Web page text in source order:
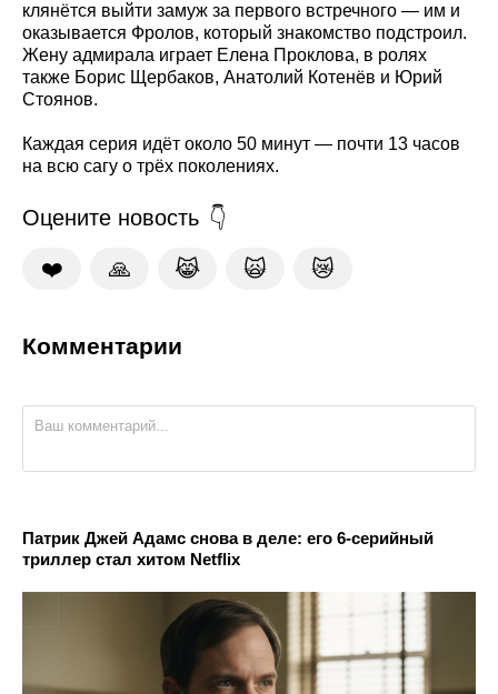
клянётся выйти замуж за первого встречного — им и
оказывается Фролов, который знакомство подстроил.
Жену адмирала играет Елена Проклова, в ролях
также Борис Щербаков, Анатолий Котенёв и Юрий
Стоянов.
Каждая серия идёт около 50 минут — почти 13 часов
на всю сагу о трёх поколениях.
Оцените новость
❤️ 🙏 😹 🙀 😿
Комментарии
Патрик Джей Адамс снова в деле: его 6-серийный
триллер стал хитом Netflix